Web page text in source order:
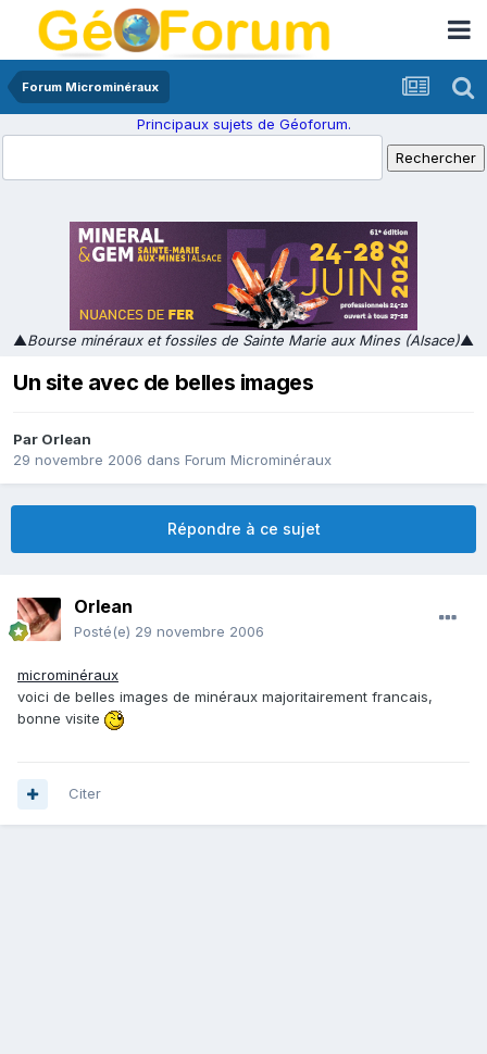
Forum Microminéraux
Principaux sujets de Géoforum.
▲Bourse minéraux et fossiles de Sainte Marie aux Mines (Alsace)▲
Un site avec de belles images
Par Orlean
29 novembre 2006 dans Forum Microminéraux
Répondre à ce sujet
Orlean
Posté(e) 29 novembre 2006
microminéraux
voici de belles images de minéraux majoritairement francais,
bonne visite
Citer